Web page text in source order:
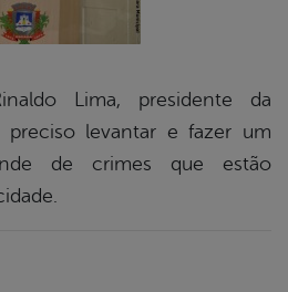
Lima, presidente da
preciso levantar e fazer um
de crimes que estão